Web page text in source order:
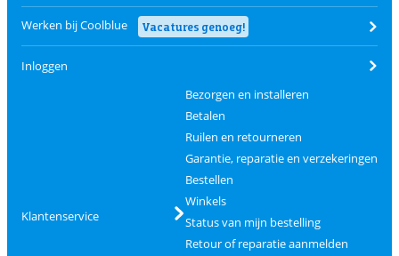
Werken bij Coolblue Vacatures genoeg!
Inloggen
Klantenservice
Bezorgen en installeren
Betalen
Ruilen en retourneren
Garantie, reparatie en verzekeringen
Bestellen
Winkels
Status van mijn bestelling
Retour of reparatie aanmelden